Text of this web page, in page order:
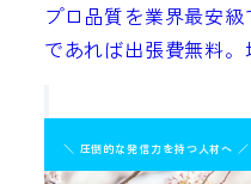
プロ品質を業界最安
であれば出張費無料。
＼ 圧倒的な発信力を持つ人材へ ／